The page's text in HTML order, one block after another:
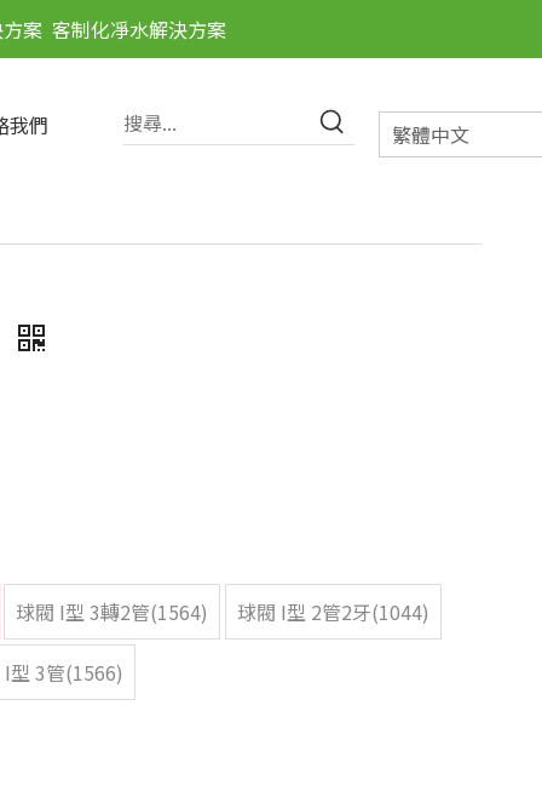
案 客制化凈水解決方案
我們 繁體中文
球閥 I型 3轉2管(1564) 球閥 I型 2管2牙(1044)
I型 3管(1566)